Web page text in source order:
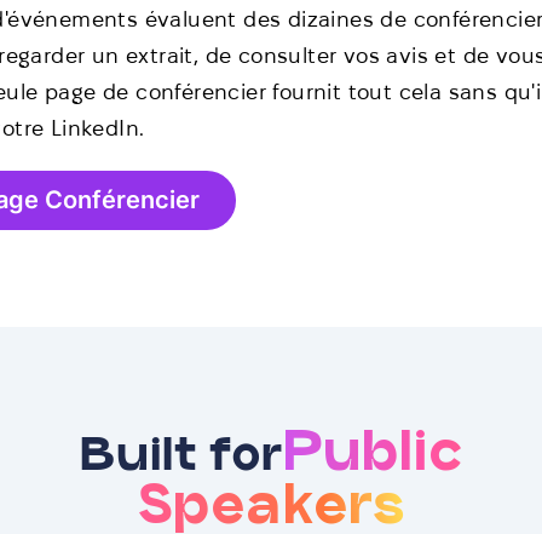
évaluent des dizaines de
un extrait, de consulter vos avis et de
page de conférencier fournit tout cela sans
LinkedIn.
Conférencier
Built for Public
Speakers